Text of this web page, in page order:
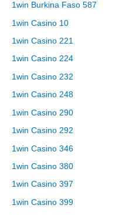
1win Burkina Faso 587
1win Casino 10
1win Casino 221
1win Casino 224
1win Casino 232
1win Casino 248
1win Casino 290
1win Casino 292
1win Casino 346
1win Casino 380
1win Casino 397
1win Casino 399